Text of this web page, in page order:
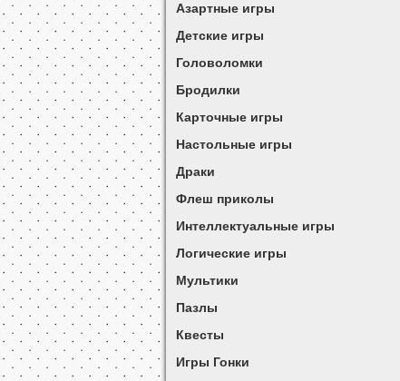
Азартные игры
Детские игры
Головоломки
Бродилки
Карточные игры
Настольные игры
Драки
Флеш приколы
Интеллектуальные игры
Логические игры
Мультики
Пазлы
Квесты
Игры Гонки